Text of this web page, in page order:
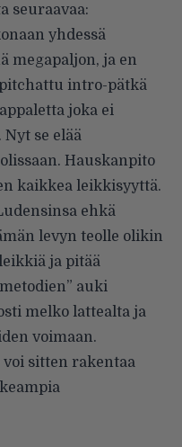
seuraavaa:
yhdessä
megapaljon, ja en
intro-pätkä
joka ei
se elää
Hauskanpito
kaikkea leikkisyyttä.
ehkä
levyn teolle olikin
ja pitää
auki
melko lattealta ja
voimaan.
sitten rakentaa